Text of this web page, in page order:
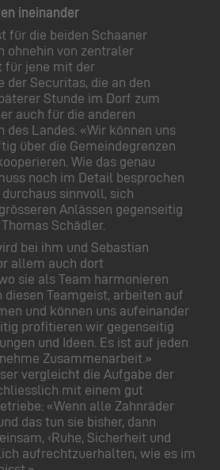
ineinander
für die beiden Schaaner
ohnehin von zentraler
für jene mit der
der Securitas, die an den
Stunde im Dorf zum
auch für die anderen
des Landes. «Wir können uns
über die Gemeindegrenzen
Wie das genau
noch im Detail besprochen
sinnvoll, sich
Anlässen gegenseitig
Schädler.
bei ihm und Sebastian
allem auch dort
sie als Team harmonieren
diesen Teamgeist, arbeiten auf
und können uns aufeinander
profitieren wir gegenseitig
und Ideen. Es ist auf jeden
Zusammenarbeit.»
vergleicht die Aufgabe der
mit einem gut
«Wenn alle Zahnräder
das tun sie bisher, dann
‹Ruhe, Sicherheit und
aufrechtzuerhalten, wie es im